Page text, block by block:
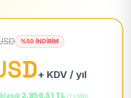
%50 İNDİRİM
+ KDV / yıl
2.856,51 TL (TCMB)